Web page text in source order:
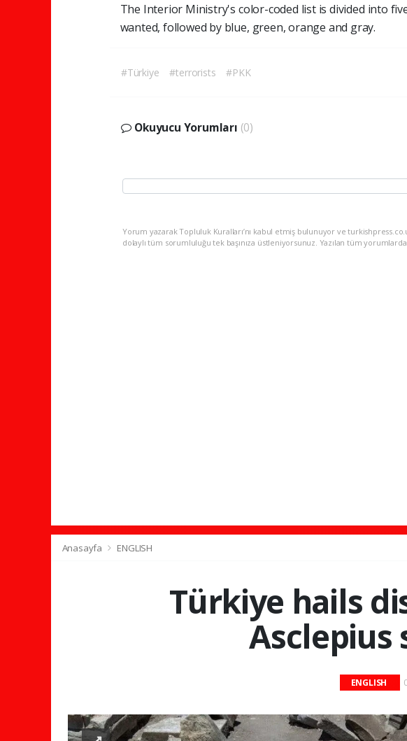
The Interior Ministry's color-coded list is divided into
wanted, followed by blue, green, orange and gray.
#Türkiye #terrorists #PKK
Okuyucu Yorumları (0)
Yorum yazarak Topluluk Kuralları’nı kabul etmiş bulunuyor ve
dolaylı tüm sorumluluğu tek başınıza üstleniyorsunuz. Yazılan tüm
Anasayfa ENGLISH
Türkiye hails
Asclepius
ENGLISH